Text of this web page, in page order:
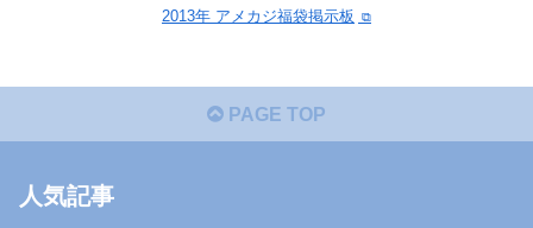
2013年 アメカジ福袋掲示板
PAGE TOP
人気記事